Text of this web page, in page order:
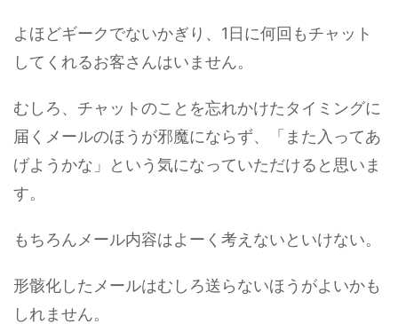
よほどギークでないかぎり、1日に何回もチャット
してくれるお客さんはいません。
むしろ、チャットのことを忘れかけたタイミングに
届くメールのほうが邪魔にならず、「また入ってあ
げようかな」という気になっていただけると思いま
す。
もちろんメール内容はよーく考えないといけない。
形骸化したメールはむしろ送らないほうがよいかも
しれません。